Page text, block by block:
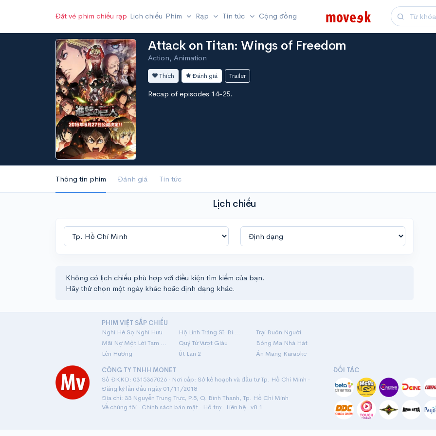
Đặt vé phim chiếu rạp Lịch chiếu Phim Rạp Tin tức Cộng đồng
Attack on Titan: Wings of Freedom
Action, Animation
Thích Đánh giá Trailer
Recap of episodes 14-25.
Thông tin phim Đánh giá Tin tức
Lịch chiếu
Không có lịch chiếu phù hợp với điều kiện tìm kiếm của bạn.
Hãy thử chọn một ngày khác hoặc định dạng khác.
PHIM VIỆT SẮP CHIẾU
Nghỉ Hè Sợ Nghỉ Hưu
Hộ Linh Tráng Sĩ: Bí Ẩn Mộ Vua Đinh
Trại Buôn Người
Mãi Nợ Một Lời Tạm Biệt
Quý Tử Vượt Giàu
Bóng Ma Nhà Hát
Lên Hương
Út Lan 2
Án Mạng Karaoke
CÔNG TY TNHH MONET
Số ĐKKD: 0315367026 · Nơi cấp: Sở kế hoạch và đầu tư Tp. Hồ Chí Minh ·
Đăng ký lần đầu ngày 01/11/2018
Địa chỉ: 33 Nguyễn Trung Trực, P.5, Q. Bình Thạnh, Tp. Hồ Chí Minh
Về chúng tôi · Chính sách bảo mật· Hỗ trợ· Liên hệ· v8.1
ĐỐI TÁC